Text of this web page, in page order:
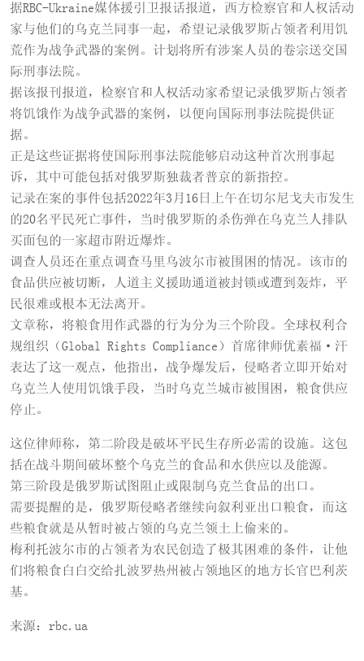
据RBC-Ukraine媒体援引卫报话报道，西方检察官和人权活动
家与他们的乌克兰同事一起，希望记录俄罗斯占领者利用饥
荒作为战争武器的案例。计划将所有涉案人员的卷宗送交国
际刑事法院。
据该报刊报道，检察官和人权活动家希望记录俄罗斯占领者
将饥饿作为战争武器的案例，以便向国际刑事法院提供证
据。
正是这些证据将使国际刑事法院能够启动这种首次刑事起
诉，其中可能包括对俄罗斯独裁者普京的新指控。
记录在案的事件包括2022年3月16日上午在切尔尼戈夫市发生
的20名平民死亡事件，当时俄罗斯的杀伤弹在乌克兰人排队
买面包的一家超市附近爆炸。
调查人员还在重点调查马里乌波尔市被围困的情况。该市的
食品供应被切断，人道主义援助通道被封锁或遭到轰炸，平
民很难或根本无法离开。
文章称，将粮食用作武器的行为分为三个阶段。全球权利合
规组织（Global Rights Compliance）首席律师优素福·汗
表达了这一观点，他指出，战争爆发后，侵略者立即开始对
乌克兰人使用饥饿手段，当时乌克兰城市被围困，粮食供应
停止。
这位律师称，第二阶段是破坏平民生存所必需的设施。这包
括在战斗期间破坏整个乌克兰的食品和水供应以及能源。
第三阶段是俄罗斯试图阻止或限制乌克兰食品的出口。
需要提醒的是，俄罗斯侵略者继续向叙利亚出口粮食，而这
些粮食就是从暂时被占领的乌克兰领土上偷来的。
梅利托波尔市的占领者为农民创造了极其困难的条件，让他
们将粮食白白交给扎波罗热州被占领地区的地方长官巴利茨
基。
来源：rbc.ua